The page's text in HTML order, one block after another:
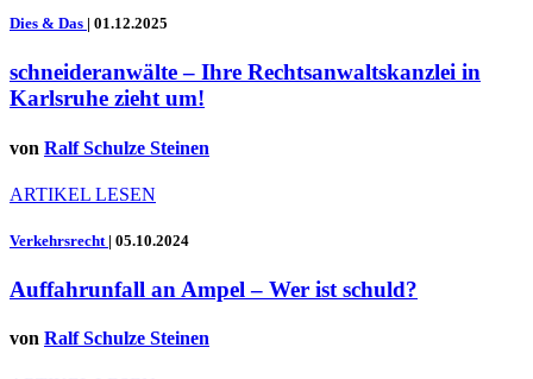
Dies & Das | 01.12.2025
schneideranwälte – Ihre Rechtsanwaltskanzlei in
Karlsruhe zieht um!
von Ralf Schulze Steinen
ARTIKEL LESEN
Verkehrsrecht | 05.10.2024
Auffahrunfall an Ampel – Wer ist schuld?
von Ralf Schulze Steinen